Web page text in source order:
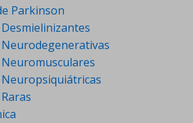
Parkinson
Neurodegenerativas
Neuropsiquiátricas